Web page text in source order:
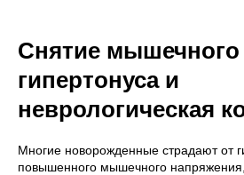
Снятие мышечного
гипертонуса и
неврологическая
Многие новорожденные страдают от
повышенного мышечного напряжения,